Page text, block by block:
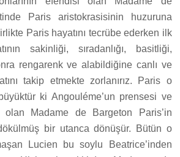
Paris aristokrasisinin huzuruna
Paris hayatını tecrübe ederken ilk
sakinliği, sıradanlığı, basitliği,
rengarenk ve alabildiğine canlı ve
takip etmekte zorlanırız. Paris o
ki Angouléme’un prensesi ve
olan Madame de Bargeton Paris’in
dökülmüş bir utanca dönüşür. Bütün o
Lucien bu soylu Beatrice’inden